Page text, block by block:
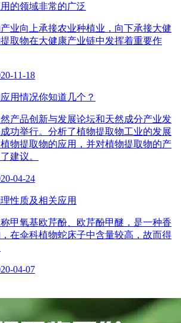
的领域非常的广泛
业向上承接农业种植业，向下承接大健
取物在大健康产业链中发挥着重要作
11-18
用情况你知道几个？
产品创新与发展论坛和天然成分产业发
功举行。分析了植物提取物工业的发展
物提取物的应用，并对植物提取物的产
建议。
04-24
性质及相关应用
甲氧基欧芹酚、欧芹酚甲醚，是一种香
在伞科植物蛇床子中含量较高，故而得
04-07